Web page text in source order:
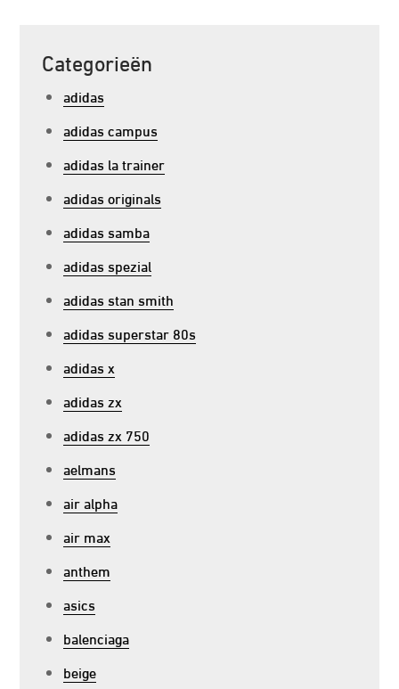
Categorieën
adidas
adidas campus
adidas la trainer
adidas originals
adidas samba
adidas spezial
adidas stan smith
adidas superstar 80s
adidas x
adidas zx
adidas zx 750
aelmans
air alpha
air max
anthem
asics
balenciaga
beige